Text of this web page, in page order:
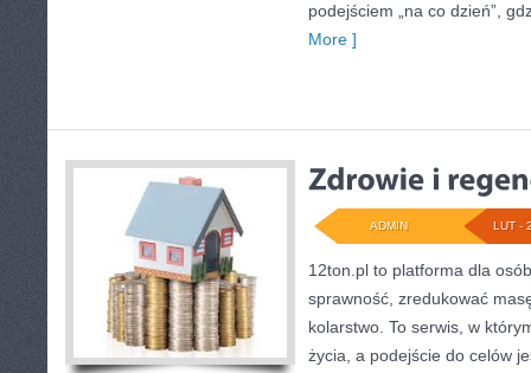
podejściem „na co dzień”,
More ]
LUT -
ADMIN
12ton.pl to platforma dla
sprawność, zredukować
kolarstwo. To serwis, w
życia, a podejście do celów